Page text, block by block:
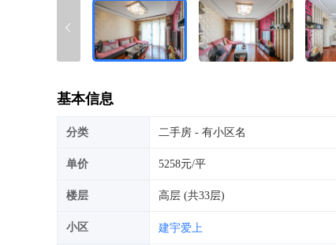
基本信息
分类 二手房 - 有小区名
单价 5258元/平
楼层 高层 (共33层)
小区 建宇爱上